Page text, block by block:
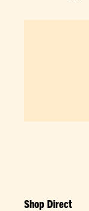
Shop Direct